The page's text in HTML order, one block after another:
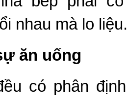
nhau mà lo liệu.
ăn uống
có phân